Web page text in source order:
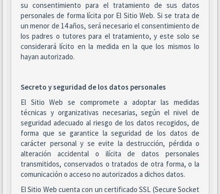
su consentimiento para el tratamiento de sus datos
personales de forma lícita por El Sitio Web. Si se trata de
un menor de 14 años, será necesario el consentimiento de
los padres o tutores para el tratamiento, y este solo se
considerará lícito en la medida en la que los mismos lo
hayan autorizado.
Secreto y seguridad de los datos personales
El Sitio Web se compromete a adoptar las medidas
técnicas y organizativas necesarias, según el nivel de
seguridad adecuado al riesgo de los datos recogidos, de
forma que se garantice la seguridad de los datos de
carácter personal y se evite la destrucción, pérdida o
alteración accidental o ilícita de datos personales
transmitidos, conservados o tratados de otra forma, o la
comunicación o acceso no autorizados a dichos datos.
El Sitio Web cuenta con un certificado SSL (Secure Socket